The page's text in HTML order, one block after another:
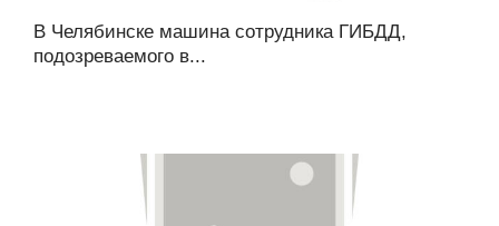
В Челябинске машина сотрудника ГИБДД,
подозреваемого в...